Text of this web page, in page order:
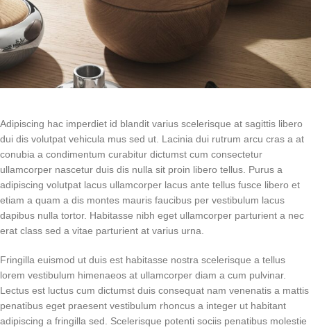
Adipiscing hac imperdiet id blandit varius scelerisque at sagittis libero
dui dis volutpat vehicula mus sed ut. Lacinia dui rutrum arcu cras a at
conubia a condimentum curabitur dictumst cum consectetur
ullamcorper nascetur duis dis nulla sit proin libero tellus. Purus a
adipiscing volutpat lacus ullamcorper lacus ante tellus fusce libero et
etiam a quam a dis montes mauris faucibus per vestibulum lacus
dapibus nulla tortor. Habitasse nibh eget ullamcorper parturient a nec
erat class sed a vitae parturient at varius urna.
Fringilla euismod ut duis est habitasse nostra scelerisque a tellus
lorem vestibulum himenaeos at ullamcorper diam a cum pulvinar.
Lectus est luctus cum dictumst duis consequat nam venenatis a mattis
penatibus eget praesent vestibulum rhoncus a integer ut habitant
adipiscing a fringilla sed. Scelerisque potenti sociis penatibus molestie